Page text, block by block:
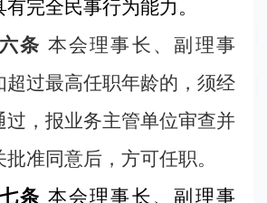
全民事行为能力。
条 本会理事长、副理事
超过最高任职年龄的，须经
过，报业务主管单位审查并
准同意后，方可任职。
条 本会理事长、副理事